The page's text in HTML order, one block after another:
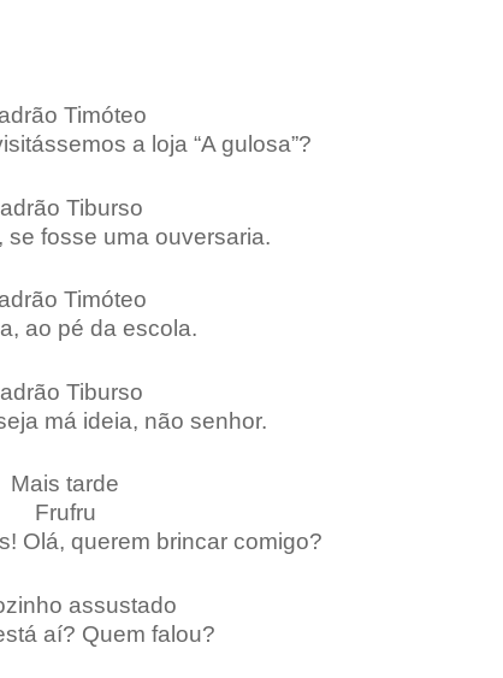
Timóteo
a loja “A gulosa”?
Tiburso
se fosse uma ouversaria.
Timóteo
ao pé da escola.
Tiburso
má ideia, não senhor.
Mais tarde
Frufru
Olá, querem brincar comigo?
assustado
aí? Quem falou?